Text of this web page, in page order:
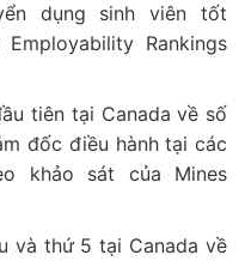
dụng sinh viên tốt
Rankings
tiên tại Canada về số
đốc điều hành tại các
khảo sát của Mines
và thứ 5 tại Canada về